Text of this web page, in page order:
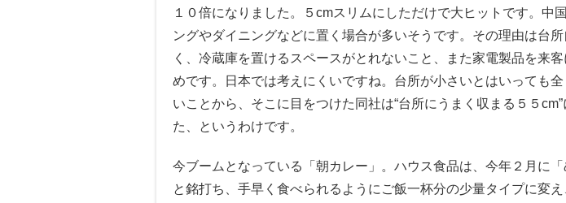
１０倍になりました。５cmスリムにしただけで大ヒットです。中
ングやダイニングなどに置く場合が多いそうです。その理由は台
く、冷蔵庫を置けるスペースがとれないこと、また家電製品を来
めです。日本では考えにくいですね。台所が小さいとはいっても
いことから、そこに目をつけた同社は“台所にうまく収まる５５
た、というわけです。
今ブームとなっている「朝カレー」。ハウス食品は、今年２月に
と銘打ち、手早く食べられるようにご飯一杯分の少量タイプに変